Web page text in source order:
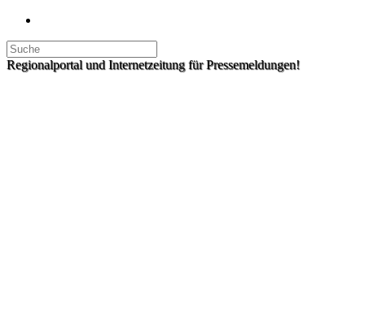
Regionalportal und Internetzeitung für Pressemeldungen!